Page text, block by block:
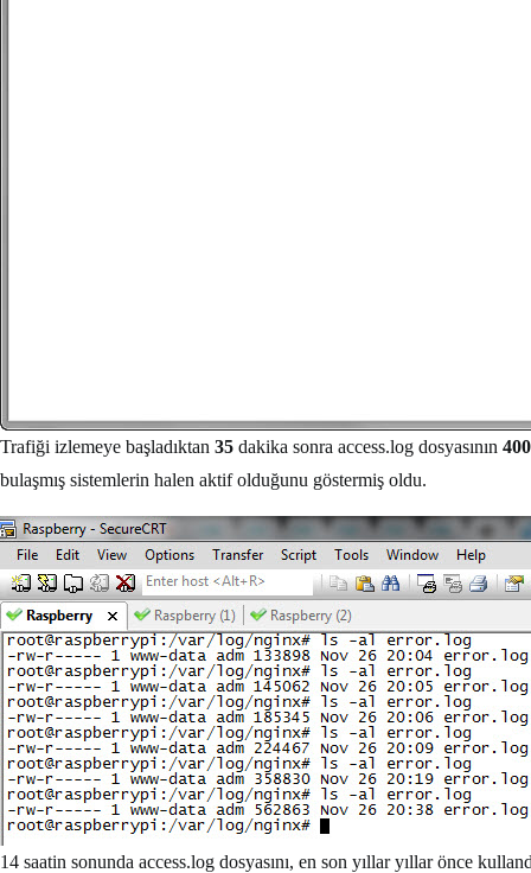
Trafiği izlemeye başladıktan 35 dakika sonra access.log dosyasının
bulaşmış sistemlerin halen aktif olduğunu göstermiş oldu.
14 saatin sonunda access.log dosyasını, en son yıllar yıllar önce